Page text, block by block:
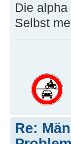
Die
Selbst
Re: